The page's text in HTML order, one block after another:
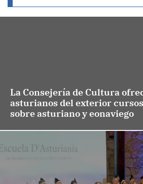
La Consejería de Cultura
asturianos del exterior
sobre asturiano y eonaviego